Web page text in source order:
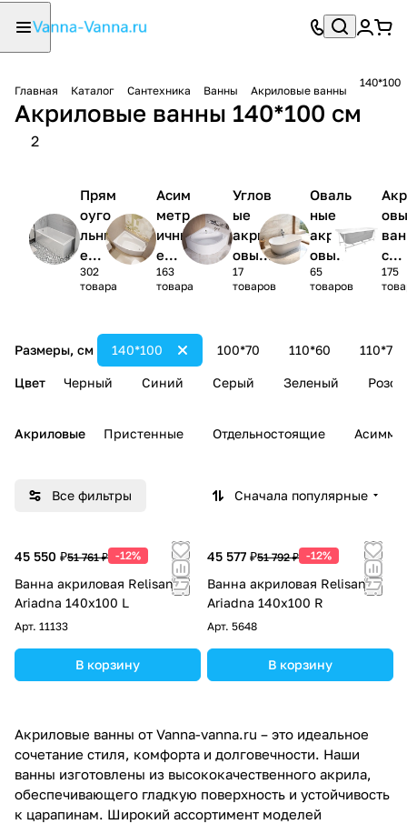
Главная Каталог Сантехника Ванны Акриловые ванны
140*100
Акриловые ванны 140*100 см
2
Прям
оуго
льны
е
акри
ловы
ванн
ы
302
товара
Асим
метр
ичны
е
акри
ловы
ванн
ы
163
товара
Углов
ые
акрил
овые
ванны
1/4
17
товаров
Оваль
ные
акрил
овые
ванны
65
товаров
с
сом
)
175
Размеры, см 100*70 110*60 110*70
140*100
Цвет Черный Синий Серый Зеленый
Акриловые Пристенные Отдельностоящие
Все фильтры Сначала популярные
45 550 ₽51 761 ₽ -12%
Ванна акриловая Relisan
Ariadna 140х100 L
Арт. 11133
В корзину
45 577 ₽51 792 ₽ -12%
Ванна акриловая Relisan
Ariadna 140х100 R
Арт. 5648
В корзину
Акриловые ванны от Vanna-vanna.ru – это идеальное
сочетание стиля, комфорта и долговечности. Наши
ванны изготовлены из высококачественного акрила,
обеспечивающего гладкую поверхность и устойчивость
к царапинам. Широкий ассортимент моделей